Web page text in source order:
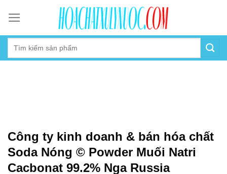
content
Công ty kinh doanh & bán hóa chất
Soda Nóng © Powder Muối Natri
Cacbonat 99.2% Nga Russia